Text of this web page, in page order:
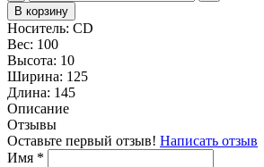
В корзину
Носитель: CD
Вес: 100
Высота: 10
Ширина: 125
Длина: 145
Описание
Отзывы
Оставьте первый отзыв! Написать отзыв
Имя *